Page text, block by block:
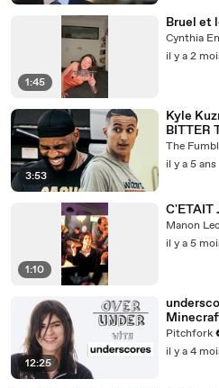
1:45
Bruel et
Cynthia
il y a 2
3:53
Kyle
BITTER
After
The
il y a 5 ans
1:10
C'ETAIT
Manon
il y a 5
12:25
Pitchfork
il y a 4